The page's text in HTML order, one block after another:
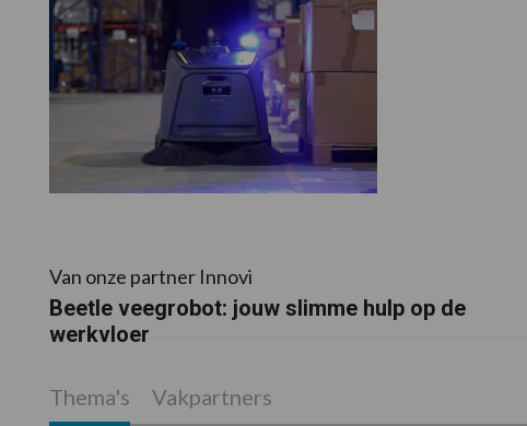
Van onze partner Innovi
Beetle veegrobot: jouw slimme hulp op de
werkvloer
Thema's Vakpartners